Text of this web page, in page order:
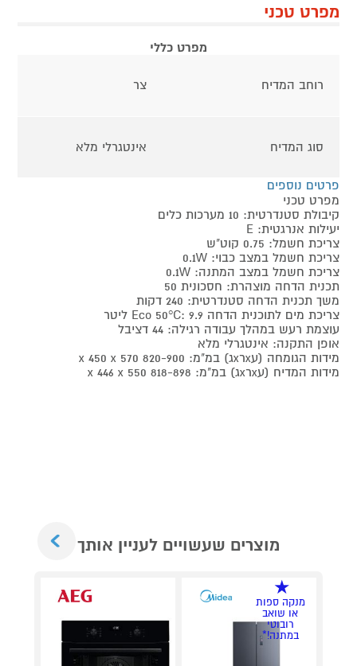
מפרט טכני
מפרט כללי
רוחב המדיח צר
סוג המדיח אינטגרלי מלא
פרטים נוספים
מפרט טכני
קיבולת סטנדרטית: 10 מערכות כלים
יעילות אנרגטית: E
צריכת חשמל: 0.75 קוט"ש
צריכת חשמל במצב כבוי: 0.1W
צריכת חשמל במצב המתנה: 0.1W
תכנית הדחה מוצהרת: חסכונית 50
משך תכנית הדחה סטנדרטית: 240 דקות
צריכת מים לתוכנית הדחה Eco 50°C: 9.9 ליטר
עוצמת רעש במהלך עבודה רגילה: 44 דציבל
אופן התקנה: אינטגרלי מלא
מידות הגומחה (עxרxג) במ"מ: 820-900 x 450 x 570
מידות המדיח (עxרxג) במ"מ: 818-898 x 446 x 550
מוצרים שעשויים לעניין אותך
מנקה ספות
או שואב
רובוטי
במתנה!*